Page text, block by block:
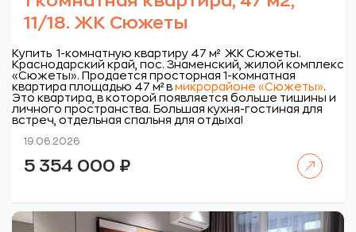
11/18. ЖК Сюжеты
Купить 1-комнатную квартиру 47 м² ЖК Сюжеты.
Краснодарский край, пос. Знаменский, жилой комплекс
«Сюжеты». Продается просторная 1-комнатная
квартира площадью 47 м² в микрорайоне «Сюжеты».
Это квартира, в которой появляется больше тишины и
личного пространства. Большая кухня-гостиная для
встреч, отдельная спальня для отдыха!
19.06.2026
5 354 000 ₽